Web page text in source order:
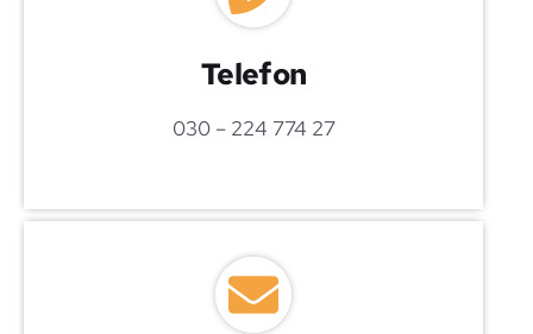
Telefon
030 – 224 774 27